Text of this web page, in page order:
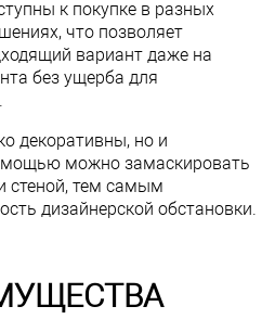
к покупке в разных
что позволяет
вариант даже на
без ущерба для
декоративны, но и
можно замаскировать
стеной, тем самым
дизайнерской обстановки.